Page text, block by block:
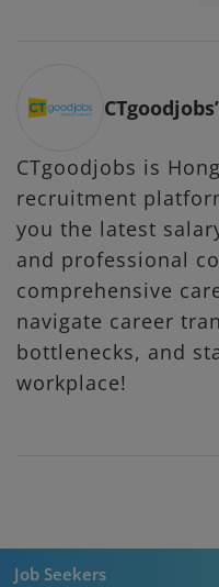
CTgoodjobs is
recruitment
you the latest
and professional
comprehensive
navigate career
bottlenecks, and
workplace!
Job Seekers